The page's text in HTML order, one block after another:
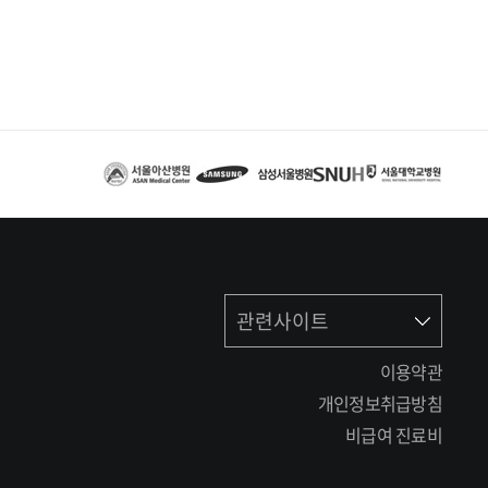
관련사이트
이용약관
개인정보취급방침
비급여 진료비